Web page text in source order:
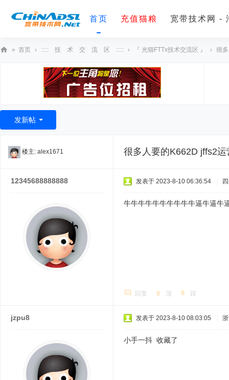
首页 充值猫粮 宽带技术网 -
术
» 首页 › ::::: 技 术 交 流 区 ::::: › 『 光猫FTTx技术交流区 』 › 很
发新帖
楼主: alex1671 很多人要的K662D jffs2
12345688888888 发表于 2023-8-10 06:36:54
牛牛牛牛牛牛牛牛牛牛逼牛逼牛
回复 顶 踩
jzpu8 发表于 2023-8-10 08:03:05
小手一抖 收藏了